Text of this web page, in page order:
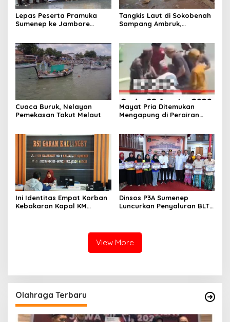
Lepas Peserta Pramuka
Sumenep ke Jambore
Tangkis Laut di Sokobenah
Sampang Ambruk,
Cuaca Buruk, Nelayan
Pemekasan Takut Melaut
Mayat Pria Ditemukan
Mengapung di Perairan
Ini Identitas Empat Korban
Kebakaran Kapal KM
Dinsos P3A Sumenep
Luncurkan Penyaluran BLT
View More
Olahraga Terbaru